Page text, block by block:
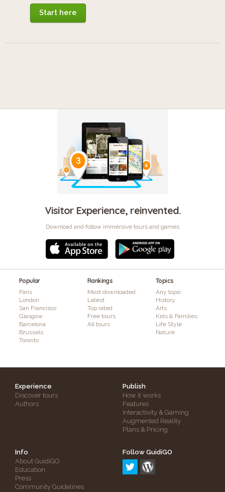
Start here
Visitor Experience, reinvented.
Download and follow immersive tours and games
Popular
Paris
London
San Francisco
Glasgow
Barcelona
Brussels
Toronto
Rankings
Most downloaded
Latest
Top rated
Free tours
All tours
Topics
Any topic
History
Arts
Kids & Families
Life Style
Nature
Experience
Discover tours
Authors
Publish
How it works
Features
Interactivity & Gaming
Augmented Reality
Plans & Pricing
Info
About GuidiGO
Education
Press
Community Guidelines
Follow GuidiGO